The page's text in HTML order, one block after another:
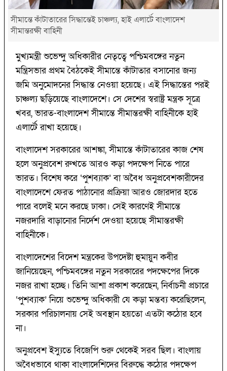
সীমান্তে কাঁটাতারের সিদ্ধান্তেই চাঞ্চল্য, হাই এলার্টে বাংলাদেশ
সীমান্তরক্ষী বাহিনী
মুখ্যমন্ত্রী শুভেন্দু অধিকারীর নেতৃত্বে পশ্চিমবঙ্গের নতুন
মন্ত্রিসভার প্রথম বৈঠকেই সীমান্তে কাঁটাতার বসানোর জন্য
জমি অনুমোদনের সিদ্ধান্ত নেওয়া হয়েছে। এই সিদ্ধান্তের পরই
চাঞ্চল্য ছড়িয়েছে বাংলাদেশে। সে দেশের স্বরাষ্ট্র মন্ত্রক সূত্রে
খবর, ভারত-বাংলাদেশ সীমান্তে সীমান্তরক্ষী বাহিনীকে হাই
এলার্টে রাখা হয়েছে।
বাংলাদেশ সরকারের আশঙ্কা, সীমান্তে কাঁটাতারের কাজ শেষ
হলে অনুপ্রবেশ রুখতে আরও কড়া পদক্ষেপ নিতে পারে
ভারত। বিশেষ করে ‘পুশব্যাক’ বা অবৈধ অনুপ্রবেশকারীদের
বাংলাদেশে ফেরত পাঠানোর প্রক্রিয়া আরও জোরদার হতে
পারে বলেই মনে করছে ঢাকা। সেই কারণেই সীমান্তে
নজরদারি বাড়ানোর নির্দেশ দেওয়া হয়েছে সীমান্তরক্ষী
বাহিনীকে।
বাংলাদেশের বিদেশ মন্ত্রকের উপদেষ্টা হুমায়ুন কবীর
জানিয়েছেন, পশ্চিমবঙ্গের নতুন সরকারের পদক্ষেপের দিকে
নজর রাখা হচ্ছে। তিনি আশা প্রকাশ করেছেন, নির্বাচনী প্রচারে
‘পুশব্যাক’ নিয়ে শুভেন্দু অধিকারী যে কড়া মন্তব্য করেছিলেন,
সরকার পরিচালনায় সেই অবস্থান হয়তো এতটা কঠোর হবে
না।
অনুপ্রবেশ ইস্যুতে বিজেপি শুরু থেকেই সরব ছিল। বাংলায়
অবৈধভাবে থাকা বাংলাদেশিদের বিরুদ্ধে কঠোর পদক্ষেপ